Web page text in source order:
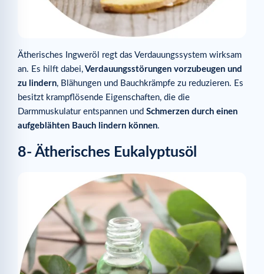
Ätherisches Ingweröl regt das Verdauungssystem wirksam
an. Es hilft dabei, Verdauungsstörungen vorzubeugen und
zu lindern, Blähungen und Bauchkrämpfe zu reduzieren. Es
besitzt krampflösende Eigenschaften, die die
Darmmuskulatur entspannen und Schmerzen durch einen
aufgeblähten Bauch lindern können.
8- Ätherisches Eukalyptusöl